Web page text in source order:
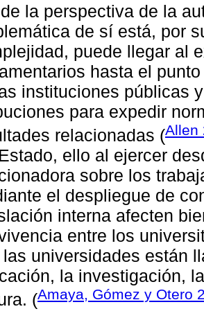
la perspectiva de la
de sí está, por
puede llegar al
hasta el
instituciones públicas
para expedir
relacionadas (Allen
ello al ejercer
sobre los
el despliegue de
interna afecten
entre los
las universidades están
la investigación,
(Amaya, Gómez y Otero